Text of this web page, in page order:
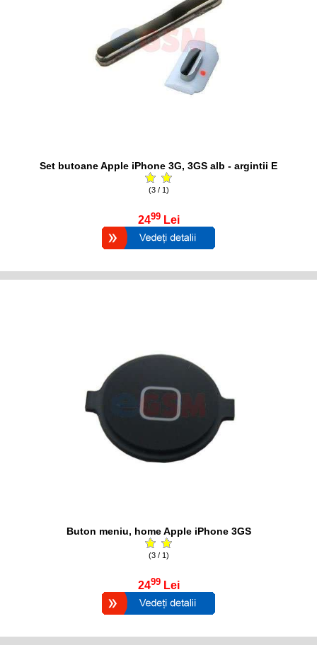
Set butoane Apple iPhone 3G, 3GS alb - argintii E
(3 / 1)
2499 Lei
Buton meniu, home Apple iPhone 3GS
(3 / 1)
2499 Lei